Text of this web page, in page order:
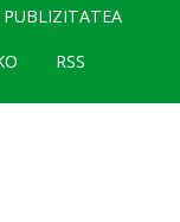
PUBLIZITATEA
RSS